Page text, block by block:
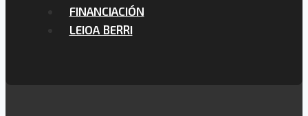
FINANCIACIÓN
LEIOA BERRI